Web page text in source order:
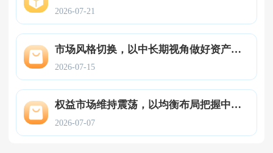
2026-07-21
市场风格切换，以中长期视角做好资产配置
2026-07-15
权益市场维持震荡，以均衡布局把握中长期机会
2026-07-07